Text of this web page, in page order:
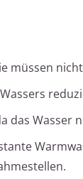
müssen
das